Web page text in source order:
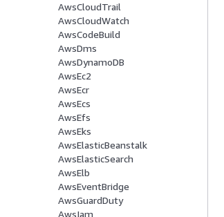
AwsCloudTrail
AwsCloudWatch
AwsCodeBuild
AwsDms
AwsDynamoDB
AwsEc2
AwsEcr
AwsEcs
AwsEfs
AwsEks
AwsElasticBeanstalk
AwsElasticSearch
AwsElb
AwsEventBridge
AwsGuardDuty
AwsIam